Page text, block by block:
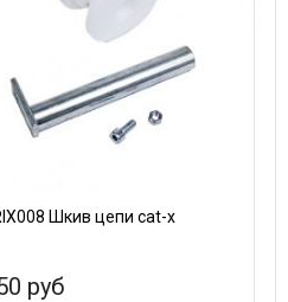
Шкив цепи cat-х
руб